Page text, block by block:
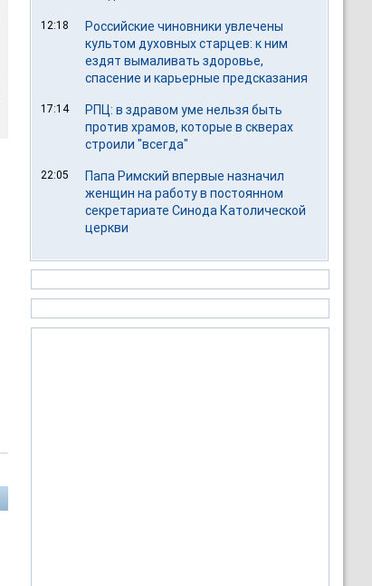
12:18
Российские чиновники увлечены
культом духовных старцев: к ним
ездят вымаливать здоровье,
спасение и карьерные предсказания
17:14
РПЦ: в здравом уме нельзя быть
против храмов, которые в скверах
строили "всегда"
22:05
Папа Римский впервые назначил
женщин на работу в постоянном
секретариате Синода Католической
церкви